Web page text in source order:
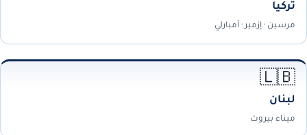
تركيا
مرسين · إزمير · أمبارلي
🇱🇧
لبنان
ميناء بيروت